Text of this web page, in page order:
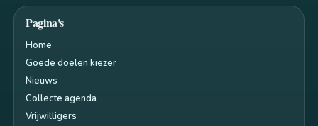
Pagina's
Home
Goede doelen kiezer
Nieuws
Collecte agenda
Vrijwilligers